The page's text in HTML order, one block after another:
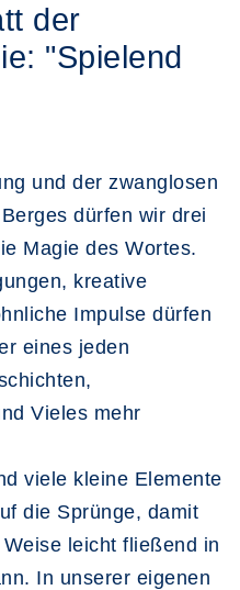
der
"Spielend
und der zwanglosen
dürfen wir drei
Magie des Wortes.
kreative
Impulse dürfen
eines jeden
Vieles mehr
viele kleine Elemente
die Sprünge, damit
leicht fließend in
In unserer eigenen